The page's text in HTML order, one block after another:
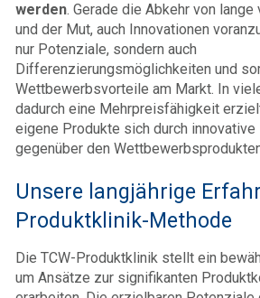
werden. Gerade die Abkehr von
und der Mut, auch Innovationen
nur Potenziale, sondern auch
Differenzierungsmöglichkeiten und
Wettbewerbsvorteile am Markt. In
dadurch eine Mehrpreisfähigkeit
eigene Produkte sich durch innovative
gegenüber den
Unsere langjährige
Produktklinik-Methode
Die TCW-Produktklinik stellt ein
um Ansätze zur signifikanten